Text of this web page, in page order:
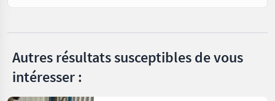
Autres résultats susceptibles de vous
intéresser :